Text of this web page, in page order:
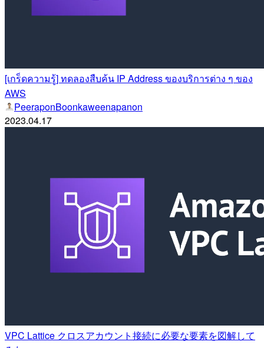
[เกร็ดความรู้] ทดลองสืบค้น IP Address ของบริการต่าง ๆ ของ
AWS
PeeraponBoonkaweenapanon
2023.04.17
VPC Lattice クロスアカウント接続に必要な要素を図解して